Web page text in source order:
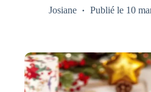
Josiane
Publié le 10